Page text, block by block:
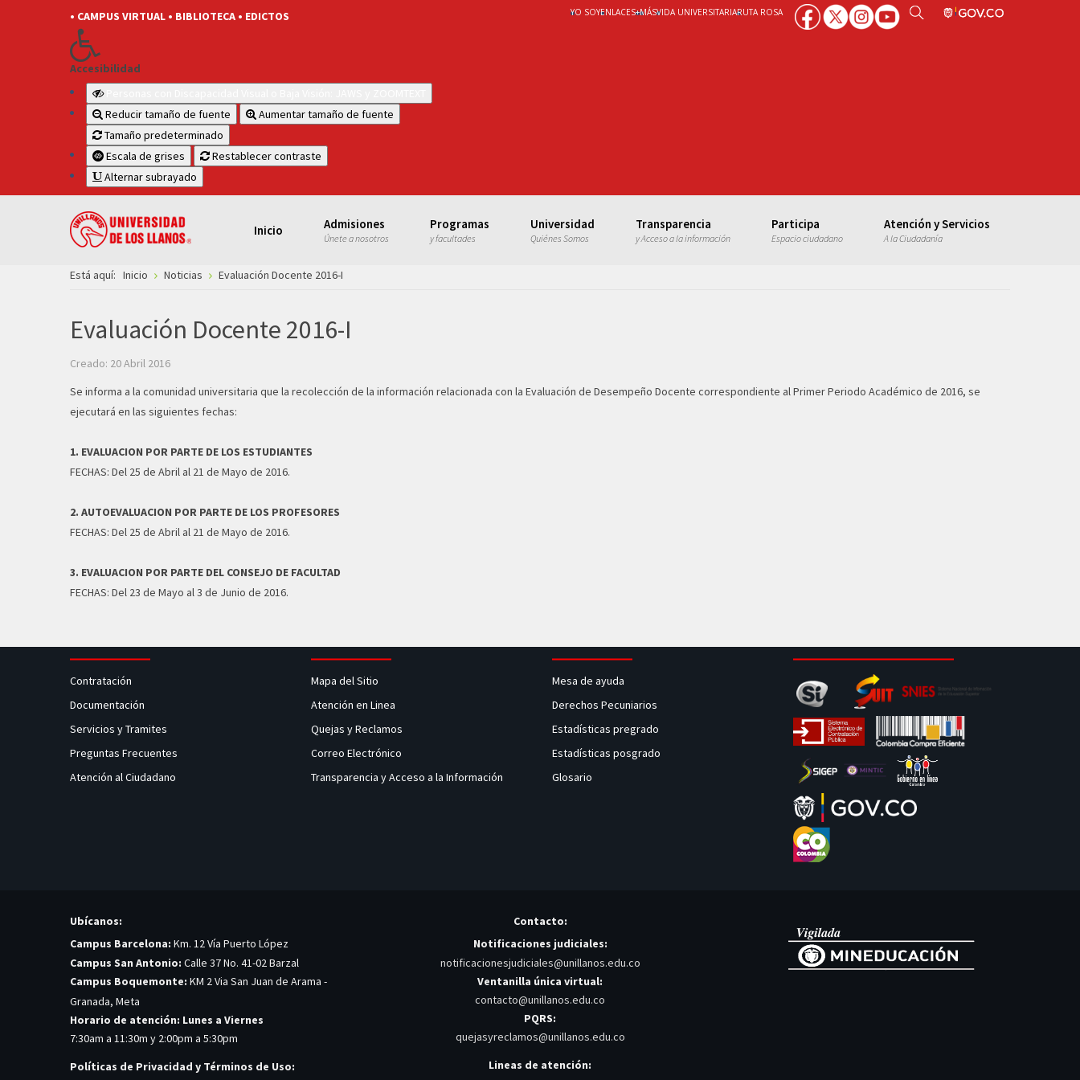
• CAMPUS VIRTUAL • BIBLIOTECA • EDICTOS
Accesibilidad
Reducir tamaño de fuente
Aumentar tamaño de fuente
Tamaño predeterminado
Escala de grises
Restablecer contraste
Alternar subrayado
YO SOYENLACES+MÁSVIDA UNIVERSITARIARUTA ROSA
Inicio Admisiones
Únete a nosotros
Programas
y facultades
Universidad
Quiénes Somos
Transparencia
y Acceso a la información
Participa
Espacio ciudadano
Atención y Servicios
A la Ciudadanía
Está aquí: Inicio Noticias Evaluación Docente 2016-I
Evaluación Docente 2016-I
Creado: 20 Abril 2016
Se informa a la comunidad universitaria que la recolección de la información relacionada con la Evaluación de Desempeño Docente correspondiente al Primer Periodo Académico de 2016, se
ejecutará en las siguientes fechas:
1. EVALUACION POR PARTE DE LOS ESTUDIANTES
FECHAS: Del 25 de Abril al 21 de Mayo de 2016.
2. AUTOEVALUACION POR PARTE DE LOS PROFESORES
FECHAS: Del 25 de Abril al 21 de Mayo de 2016.
3. EVALUACION POR PARTE DEL CONSEJO DE FACULTAD
FECHAS: Del 23 de Mayo al 3 de Junio de 2016.
Contratación
Documentación
Servicios y Tramites
Preguntas Frecuentes
Atención al Ciudadano
Mapa del Sitio
Atención en Linea
Quejas y Reclamos
Correo Electrónico
Transparencia y Acceso a la Información
Mesa de ayuda
Derechos Pecuniarios
Estadísticas pregrado
Estadísticas posgrado
Glosario
Ubícanos:
Campus Barcelona: Km. 12 Vía Puerto López
Campus San Antonio: Calle 37 No. 41-02 Barzal
Campus Boquemonte: KM 2 Via San Juan de Arama -
Granada, Meta
Horario de atención: Lunes a Viernes
7:30am a 11:30m y 2:00pm a 5:30pm
Políticas de Privacidad y Términos de Uso:
Contacto:
Notificaciones judiciales:
notificacionesjudiciales@unillanos.edu.co
Ventanilla única virtual:
contacto@unillanos.edu.co
PQRS:
quejasyreclamos@unillanos.edu.co
Lineas de atención: